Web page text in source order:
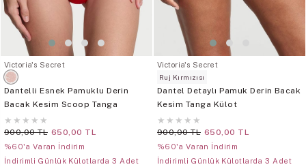
Victoria's Secret
Dantelli Esnek Pamuklu Derin
Bacak Kesim Scoop Tanga
★ ★ ★ ★ ★
900,00 TL 650,00 TL
%60'a Varan İndirim
İndirimli Günlük Külotlarda 3 Adet
Victoria's Secret
Ruj Kırmızısı
Dantel Detaylı Pamuk Derin Bacak
Kesim Tanga Külot
★ ★ ★ ★ ★
900,00 TL 650,00 TL
%60'a Varan İndirim
İndirimli Günlük Külotlarda 3 Adet